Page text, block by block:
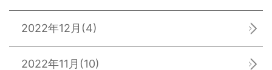
2022年12月 (4)
2022年11月 (10)